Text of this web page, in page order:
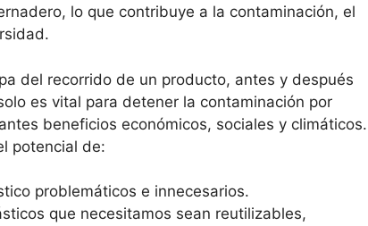
lo que contribuye a la contaminación, el
del recorrido de un producto, antes y después
es vital para detener la contaminación por
beneficios económicos, sociales y climáticos.
potencial de:
problemáticos e innecesarios.
que necesitamos sean reutilizables,